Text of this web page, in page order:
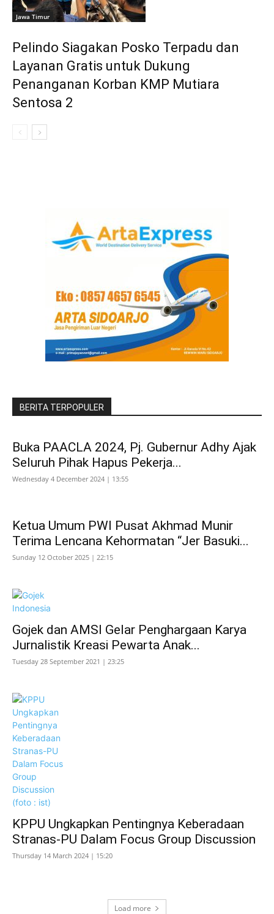
Jawa Timur
Pelindo Siagakan Posko Terpadu dan
Layanan Gratis untuk Dukung
Penanganan Korban KMP Mutiara
Sentosa 2
BERITA TERPOPULER
Buka PAACLA 2024, Pj. Gubernur Adhy Ajak
Seluruh Pihak Hapus Pekerja...
Wednesday 4 December 2024 | 13:55
Ketua Umum PWI Pusat Akhmad Munir
Terima Lencana Kehormatan “Jer Basuki...
Sunday 12 October 2025 | 22:15
Gojek dan AMSI Gelar Penghargaan Karya
Jurnalistik Kreasi Pewarta Anak...
Tuesday 28 September 2021 | 23:25
KPPU Ungkapkan Pentingnya Keberadaan
Stranas-PU Dalam Focus Group Discussion
Thursday 14 March 2024 | 15:20
Load more